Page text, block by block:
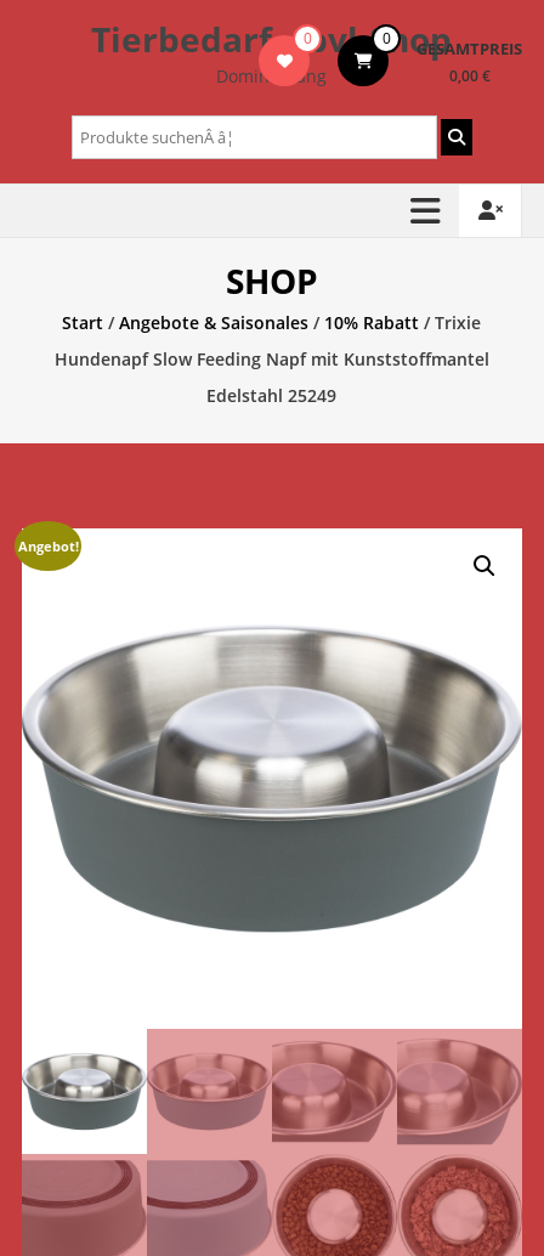
Tierbedarf – bvl-Shop
Dominik Lang
0 0 GESAMTPREIS
0,00 €
Suchen
nach:
SHOP
Start /Angebote & Saisonales / 10% Rabatt / Trixie
Hundenapf Slow Feeding Napf mit Kunststoffmantel
Edelstahl 25249
Angebot!